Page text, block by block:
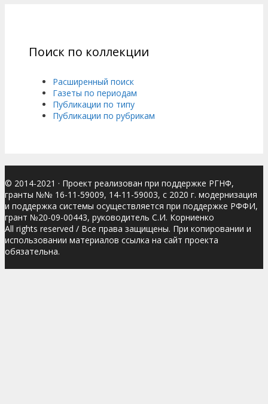
Поиск по коллекции
Расширенный поиск
Газеты по периодам
Публикации по типу
Публикации по рубрикам
© 2014-2021 · Проект реализован при поддержке РГНФ,
гранты №№ 16-11-59009, 14-11-59003, с 2020 г. модернизация
и поддержка системы осуществляется при поддержке РФФИ,
грант №20-09-00443, руководитель С.И. Корниенко
All rights reserved / Все права защищены. При копировании и
использовании материалов ссылка на сайт проекта
обязательна.